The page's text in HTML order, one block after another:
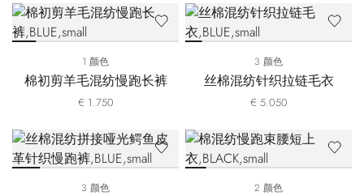
1 颜色
棉初剪羊毛混纺慢跑长裤
€ 1.750
3 颜色
丝棉混纺针织拉链毛衣
€ 5.050
3 颜色 2 颜色